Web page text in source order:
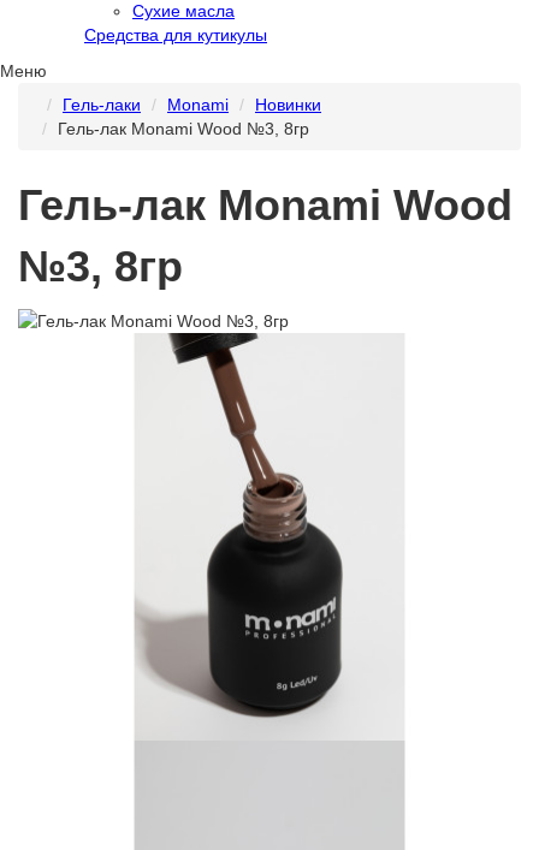
Сухие масла
Средства для кутикулы
Меню
Гель-лаки
Monami
Новинки
Гель-лак Monami Wood №3, 8гр
Гель-лак Monami Wood
№3, 8гр